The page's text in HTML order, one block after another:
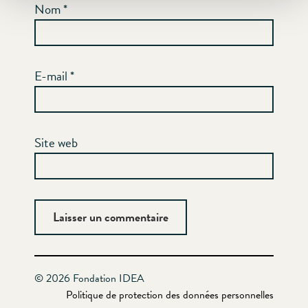
Nom*
E-mail*
Site web
© 2026 Fondation IDEA
Politique de protection des données personnelles